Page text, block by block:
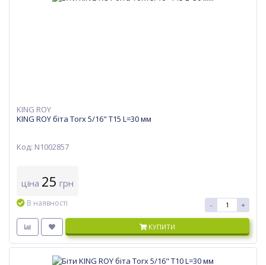
KING ROY
KING ROY біта Torx 5/16" T15 L=30 мм
Код: N1002857
ціна 25 грн
В наявності - +
КУПИТИ